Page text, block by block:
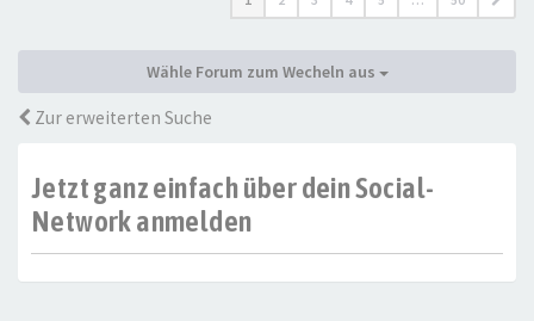
Wähle Forum zum Wecheln aus
Zur erweiterten Suche
Jetzt ganz einfach über dein Social-
Network anmelden